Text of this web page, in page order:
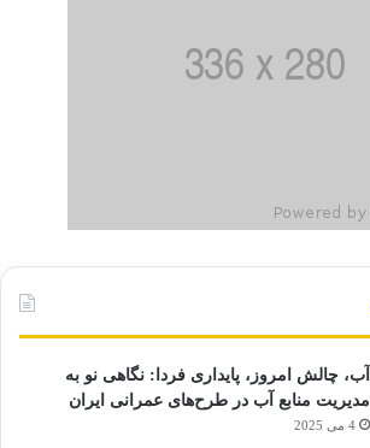
آب، چالش امروز، پایداری فردا: نگاهی نو به
مدیریت منابع آب در طرح‌های عمرانی ایران
4 می 2025